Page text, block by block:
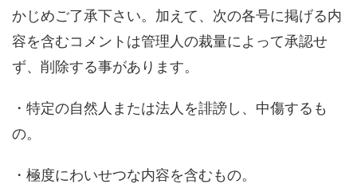
かじめご了承下さい。加えて、次の各号に掲げる内
容を含むコメントは管理人の裁量によって承認せ
ず、削除する事があります。
・特定の自然人または法人を誹謗し、中傷するも
の。
・極度にわいせつな内容を含むもの。